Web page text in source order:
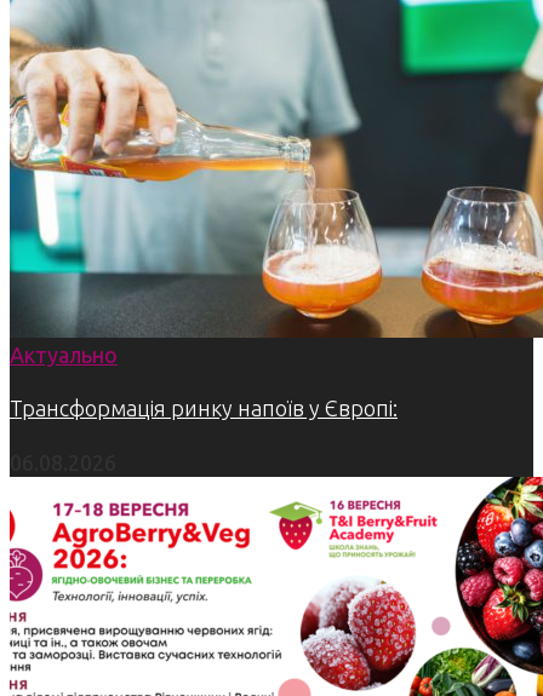
Актуально
Трансформація ринку напоїв у Європі: